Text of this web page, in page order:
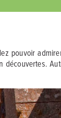
pouvoir